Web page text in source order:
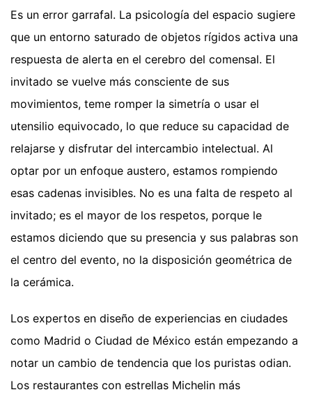
Es un error garrafal. La psicología del espacio sugiere
que un entorno saturado de objetos rígidos activa una
respuesta de alerta en el cerebro del comensal. El
invitado se vuelve más consciente de sus
movimientos, teme romper la simetría o usar el
utensilio equivocado, lo que reduce su capacidad de
relajarse y disfrutar del intercambio intelectual. Al
optar por un enfoque austero, estamos rompiendo
esas cadenas invisibles. No es una falta de respeto al
invitado; es el mayor de los respetos, porque le
estamos diciendo que su presencia y sus palabras son
el centro del evento, no la disposición geométrica de
la cerámica.
Los expertos en diseño de experiencias en ciudades
como Madrid o Ciudad de México están empezando a
notar un cambio de tendencia que los puristas odian.
Los restaurantes con estrellas Michelin más